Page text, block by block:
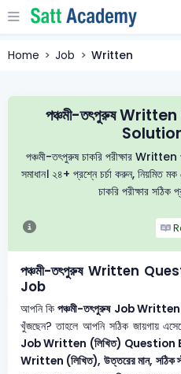
Home Job Written
পঞ্চমী-তৎপুরুষ
পঞ্চমী-তৎপুরুষ চাকরি পরীক্ষার Written
সমাধান। ২৪+ প্রশ্নে চর্চা করুন, নিয়মিত
চাকরি পরীক্ষার
পঞ্চমী-তৎপুরুষ Written
Job
আপনি কিপঞ্চমী-তৎপুরুষ Job Written
খুঁজছেন? তাহলে আপনি সঠিক জায়গায়
Job Written (লিখিত) Question
Written (লিখিত), উত্তরের মান, সঠিক